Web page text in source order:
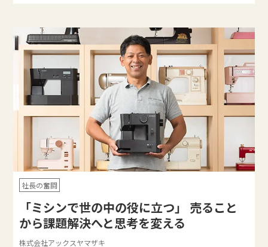
社長の奮闘
「ミシンで世の中の役に立つ」 売ること
から課題解決へと思考を変える
株式会社アックスヤマザキ